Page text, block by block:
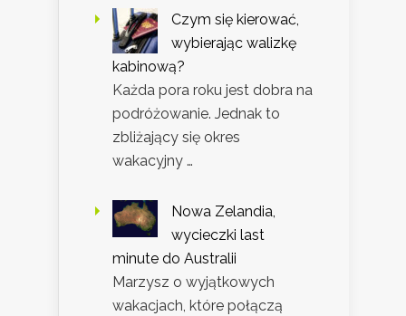
Czym się kierować,
wybierając walizkę
kabinową?
Każda pora roku jest dobra na
podróżowanie. Jednak to
zbliżający się okres
wakacyjny …
Nowa Zelandia,
wycieczki last
minute do Australii
Marzysz o wyjątkowych
wakacjach, które połączą